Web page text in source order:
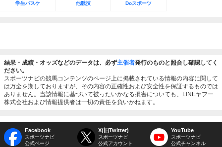
学生バスケ 他競技 Doスポーツ
結果・成績・オッズなどのデータは、必ず主催者発行のものと照合し確認してく
ださい。
スポーツナビの競馬コンテンツのページ上に掲載されている情報の内容に関して
は万全を期しておりますが、その内容の正確性および安全性を保証するものでは
ありません。当該情報に基づいて被ったいかなる損害についても、LINEヤフー
株式会社および情報提供者は一切の責任を負いかねます。
Facebook
スポーツナビ
公式ページ
X(旧Twitter)
スポーツナビ
公式アカウント
YouTube
スポーツナビ
公式チャンネル